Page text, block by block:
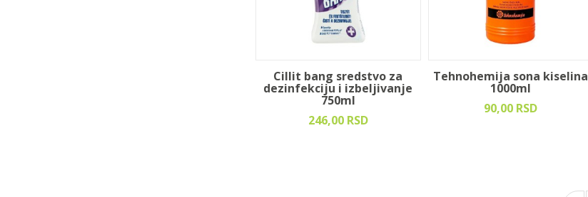
Cillit bang sredstvo za
dezinfekciju i izbeljivanje
750ml
246,00 RSD
Tehnohemija sona kiselina
1000ml
90,00 RSD